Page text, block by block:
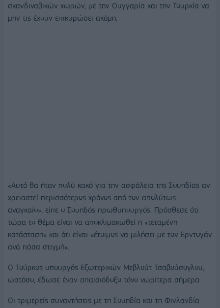
σκανδιναβικών χωρών, με την Ουγγαρία και την Τουρκία να
μην τις έχουν επικυρώσει ακόμη.
«Αυτό θα ήταν πολύ κακό για την ασφάλεια της Σουηδίας αν
χρειαστεί περισσότερος χρόνος από τον απολύτως
αναγκαίο», είπε ο Σουηδός πρωθυπουργός. Πρόσθεσε ότι
τώρα το θέμα είναι να αποκλιμακωθεί η «τεταμένη
κατάσταση» και ότι είναι «έτοιμος να μιλήσει με τον Ερντογάν
ανά πάσα στιγμή».
Ο Τούρκος υπουργός Εξωτερικών Μεβλούτ Τσαβούσογλου,
ωστόσο, έδωσε έναν απαισιόδοξο τόνο νωρίτερα σήμερα.
Οι τριμερείς συναντήσεις με τη Σουηδία και τη Φινλανδία